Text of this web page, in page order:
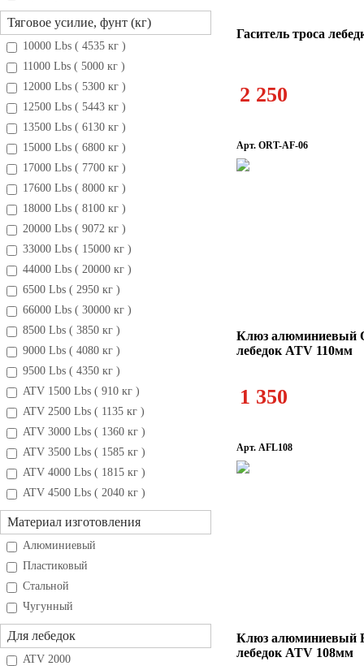
Тяговое усилие, фунт (кг)
10000 Lbs ( 4535 кг )
11000 Lbs ( 5000 кг )
12000 Lbs ( 5300 кг )
12500 Lbs ( 5443 кг )
13500 Lbs ( 6130 кг )
15000 Lbs ( 6800 кг )
17000 Lbs ( 7700 кг )
17600 Lbs ( 8000 кг )
18000 Lbs ( 8100 кг )
20000 Lbs ( 9072 кг )
33000 Lbs ( 15000 кг )
44000 Lbs ( 20000 кг )
6500 Lbs ( 2950 кг )
66000 Lbs ( 30000 кг )
8500 Lbs ( 3850 кг )
9000 Lbs ( 4080 кг )
9500 Lbs ( 4350 кг )
ATV 1500 Lbs ( 910 кг )
ATV 2500 Lbs ( 1135 кг )
ATV 3000 Lbs ( 1360 кг )
ATV 3500 Lbs ( 1585 кг )
ATV 4000 Lbs ( 1815 кг )
ATV 4500 Lbs ( 2040 кг )
Материал изготовления
Алюминиевый
Пластиковый
Стальной
Чугунный
Для лебедок
ATV 2000
Гаситель троса
2 250
Арт. ORT-AF-06
Клюз алюминиевый
лебедок ATV 110мм
1 350
Арт. AFL108
Клюз алюминиевый
лебедок ATV 108мм